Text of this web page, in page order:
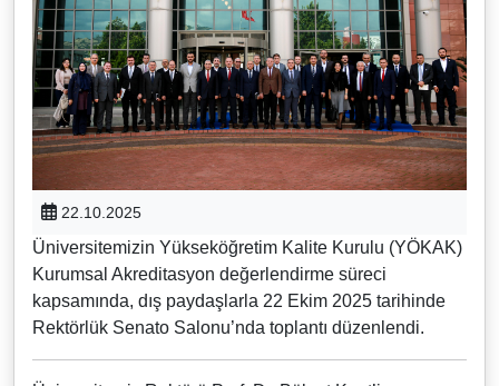
22.10.2025
Üniversitemizin Yükseköğretim Kalite Kurulu (YÖKAK)
Kurumsal Akreditasyon değerlendirme süreci
kapsamında, dış paydaşlarla 22 Ekim 2025 tarihinde
Rektörlük Senato Salonu’nda toplantı düzenlendi.